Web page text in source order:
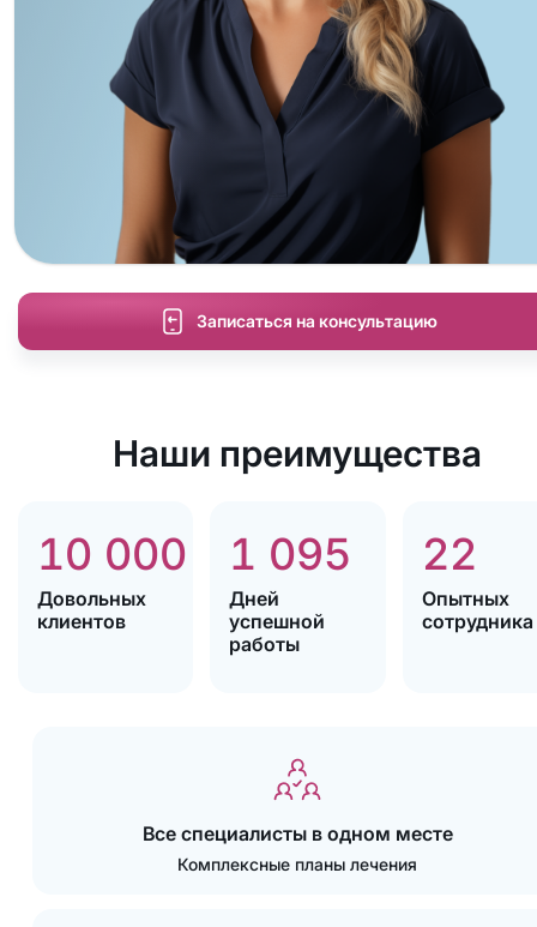
Записаться на консультацию
Наши преимущества
10 000
Довольных
клиентов
1 095
Дней
успешной
работы
22
Опытных
сотрудника
Все специалисты в одном месте
Комплексные планы лечения